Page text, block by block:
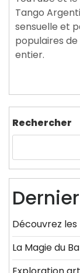
Tango
sensuelle et
populaires de
entier.
Rechercher
Découvrez les
La Magie du